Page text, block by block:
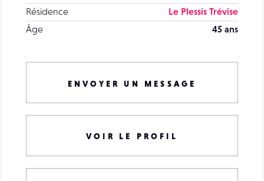
Résidence
Le Plessis Trévise
Âge
45 ans
ENVOYER UN MESSAGE
VOIR LE PROFIL